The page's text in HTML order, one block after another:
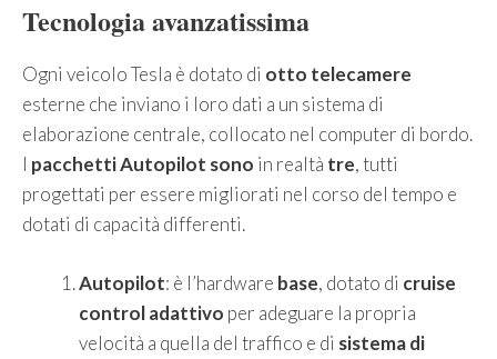
Tecnologia avanzatissima
Ogni veicolo Tesla è dotato di otto telecamere
esterne che inviano i loro dati a un sistema di
elaborazione centrale, collocato nel computer di bordo.
I pacchetti Autopilot sono in realtà tre, tutti
progettati per essere migliorati nel corso del tempo e
dotati di capacità differenti.
Autopilot: è l’hardware base, dotato di cruise
control adattivo per adeguare la propria
velocità a quella del traffico e di sistema di